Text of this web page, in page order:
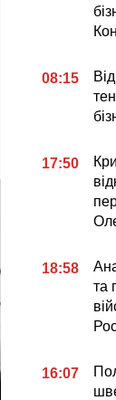
08:15
17:50
18:58
та
16:07